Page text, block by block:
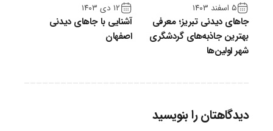
۵ اسفند ۱۴۰۳
جاهای دیدنی تبریز؛ معرفی
بهترین جاذبه‌های گردشگری
شهر اولین‌ها
۱۲ دی ۱۴۰۳
آشنایی با جاهای دیدنی
اصفهان
دیدگاهتان را بنویسید